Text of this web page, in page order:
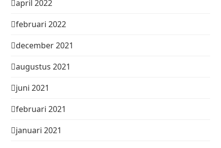
april 2022
februari 2022
december 2021
augustus 2021
juni 2021
februari 2021
januari 2021